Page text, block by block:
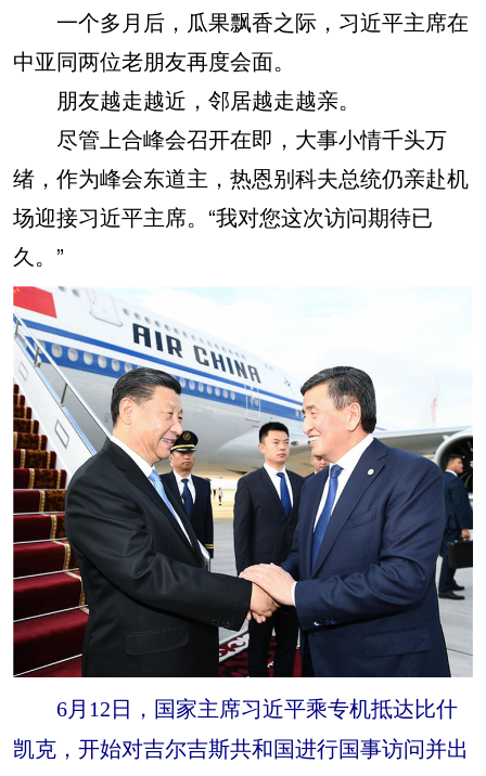
一个多月后，瓜果飘香之际，习近平主席在
中亚同两位老朋友再度会面。
朋友越走越近，邻居越走越亲。
尽管上合峰会召开在即，大事小情千头万
绪，作为峰会东道主，热恩别科夫总统仍亲赴机
场迎接习近平主席。“我对您这次访问期待已
久。”
6月12日，国家主席习近平乘专机抵达比什
凯克，开始对吉尔吉斯共和国进行国事访问并出